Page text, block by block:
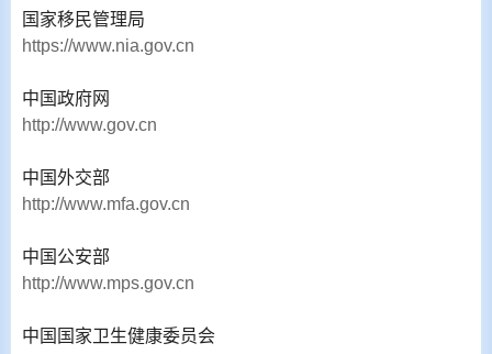
国家移民管理局
https://www.nia.gov.cn
中国政府网
http://www.gov.cn
中国外交部
http://www.mfa.gov.cn
中国公安部
http://www.mps.gov.cn
中国国家卫生健康委员会